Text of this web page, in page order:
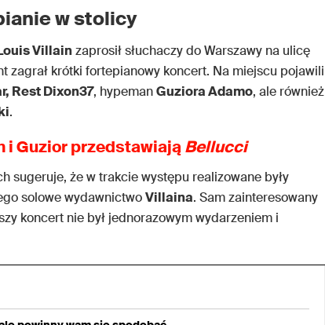
w stolicy
Villainzaprosił słuchaczy do Warszawy na ulicę
zagrał krótki fortepianowy koncert. Na miejscu pojawili
Rest Dixon37, hypemanGuziora Adamo, ale również
.
i Guzior przedstawiająBellucci
sugeruje, że w trakcie występu realizowane były
solowe wydawnictwoVillaina. Sam zainteresowany
koncert nie był jednorazowym wydarzeniem i